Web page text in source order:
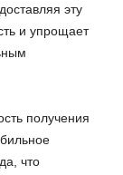
эту
и упрощает
получения
что